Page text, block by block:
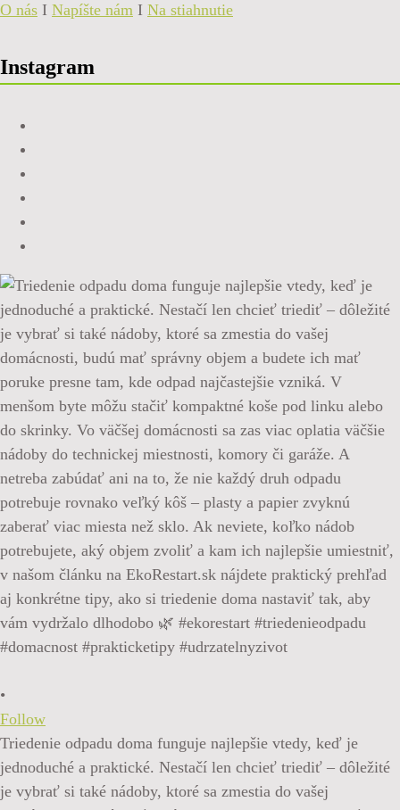
O nás I Napíšte nám I Na stiahnutie
Instagram
•
Follow
Triedenie odpadu doma funguje najlepšie vtedy, keď je
jednoduché a praktické. Nestačí len chcieť triediť – dôležité
je vybrať si také nádoby, ktoré sa zmestia do vašej